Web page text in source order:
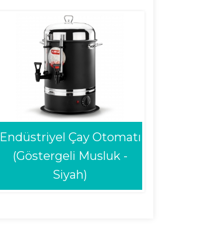
Endüstriyel Çay Otomatı
(Göstergeli Musluk -
Siyah)